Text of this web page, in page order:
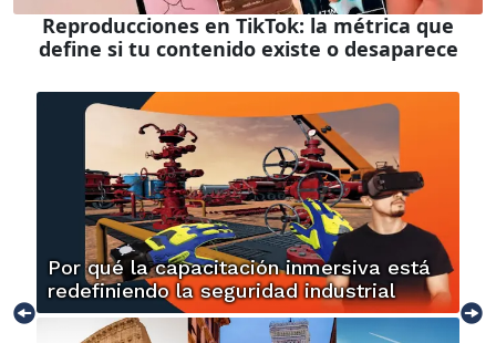
Reproducciones en TikTok: la métrica que
define si tu contenido existe o desaparece
Por qué la capacitación inmersiva está
redefiniendo la seguridad industrial